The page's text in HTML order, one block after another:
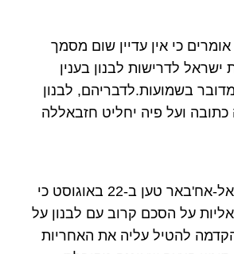
אומרים כי אין עדיין שום מסמך
לדרישות לבנון בענין
מדובר בשמועות.לדבריהם, לבנון
ועל פיה יחליט חזבאללה
העיתון הלבנוני אל-אח'באר טען ב-22 באוגוסט כי
על הסכם קרוב עם לבנון על
להטיל עליה את האחריות